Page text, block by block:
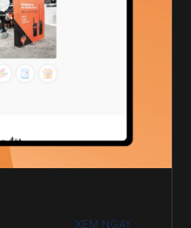
XEM NGAY